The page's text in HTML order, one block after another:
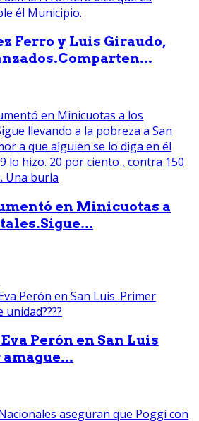
Ferro y Luis Giraudo,
en Minicuotas a
Perón en San Luis